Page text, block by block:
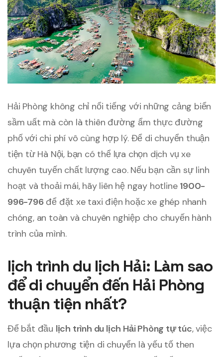
Hải Phòng không chỉ nổi tiếng với những cảng biển
sầm uất mà còn là thiên đường ẩm thực đường
phố với chi phí vô cùng hợp lý. Để di chuyển thuận
tiện từ Hà Nội, bạn có thể lựa chọn dịch vụ xe
chuyên tuyến chất lượng cao. Nếu bạn cần sự linh
hoạt và thoải mái, hãy liên hệ ngay hotline 1900-
996-796 để đặt xe taxi điện hoặc xe ghép nhanh
chóng, an toàn và chuyên nghiệp cho chuyến hành
trình của mình.
lịch trình du lịch Hải: Làm sao
để di chuyển đến Hải Phòng
thuận tiện nhất?
Để bắt đầu lịch trình du lịch Hải Phòng tự túc, việc
lựa chọn phương tiện di chuyển là yếu tố then